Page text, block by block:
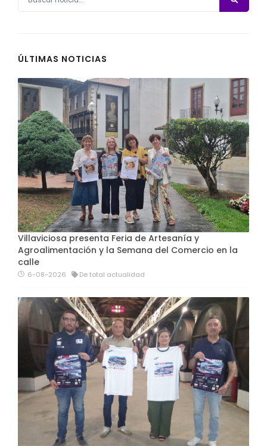
ÚLTIMAS NOTICIAS
Villaviciosa presenta Feria de Artesanía y
Agroalimentación y la Semana del Comercio en la
calle
6-08-2026 De total actualidad